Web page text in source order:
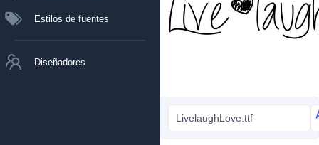
Estilos de fuentes
Diseñadores
LivelaughLove.ttf